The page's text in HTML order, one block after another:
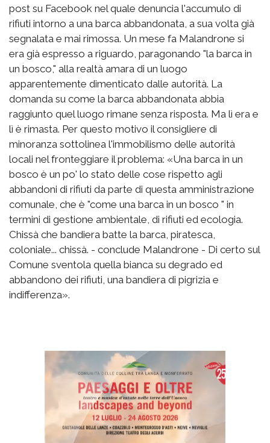
post su Facebook nel quale denuncia l'accumulo di
rifiuti intorno a una barca abbandonata, a sua volta già
segnalata e mai rimossa. Un mese fa Malandrone si
era già espresso a riguardo, paragonando "la barca in
un bosco," alla realtà amara di un luogo
apparentemente dimenticato dalle autorità. La
domanda su come la barca abbandonata abbia
raggiunto quel luogo rimane senza risposta. Ma lì era e
lì è rimasta. Per questo motivo il consigliere di
minoranza sottolinea l'immobilismo delle autorità
locali nel fronteggiare il problema: «Una barca in un
bosco è un po' lo stato delle cose rispetto agli
abbandoni di rifiuti da parte di questa amministrazione
comunale, che è "come una barca in un bosco " in
termini di gestione ambientale, di rifiuti ed ecologia.
Chissà che bandiera batte la barca, piratesca,
coloniale... chissà. - conclude Malandrone - Di certo sul
Comune sventola quella bianca su degrado ed
abbandono dei rifiuti, una bandiera di pigrizia e
indifferenza».